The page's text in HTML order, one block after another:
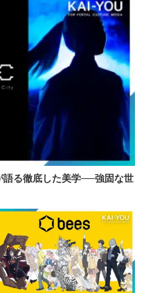
る徹底した美学──強固な世